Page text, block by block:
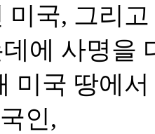
미국, 그리
에 사명을
미국 땅에
인,